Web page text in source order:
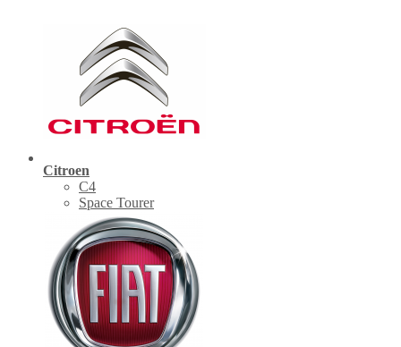
Citroen
C4
Space Tourer